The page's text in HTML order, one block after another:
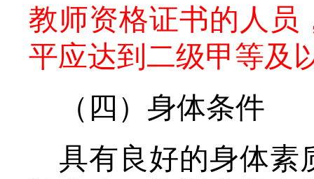
教师资格证书的人员
平应达到二级甲等及
（四）身体条件
具有良好的身体素